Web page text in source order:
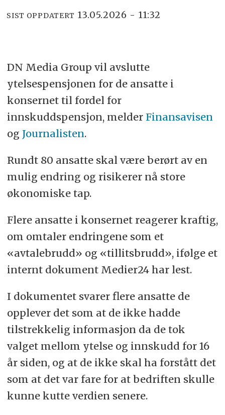
SIST OPPDATERT 13.05.2026 - 11:32
DN Media Group vil avslutte
ytelsespensjonen for de ansatte i
konsernet til fordel for
innskuddspensjon, melder Finansavisen
og Journalisten.
Rundt 80 ansatte skal være berørt av en
mulig endring og risikerer nå store
økonomiske tap.
Flere ansatte i konsernet reagerer kraftig,
om omtaler endringene som et
«avtalebrudd» og «tillitsbrudd», ifølge et
internt dokument Medier24 har lest.
I dokumentet svarer flere ansatte de
opplever det som at de ikke hadde
tilstrekkelig informasjon da de tok
valget mellom ytelse og innskudd for 16
år siden, og at de ikke skal ha forstått det
som at det var fare for at bedriften skulle
kunne kutte verdien senere.